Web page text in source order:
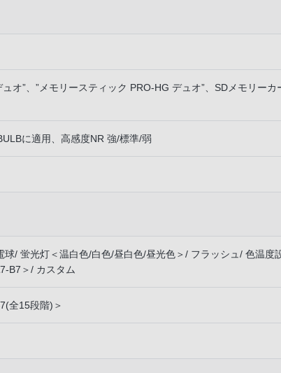
オ”、”メモリースティック PRO-HG デュオ”、SDメモリー
に適用、高感度NR 強/標準/弱
球/ 蛍光灯＜温白色/白色/昼白色/昼光色＞/ フラッシュ/ 色温度
B7＞/ カスタム
全15段階)＞